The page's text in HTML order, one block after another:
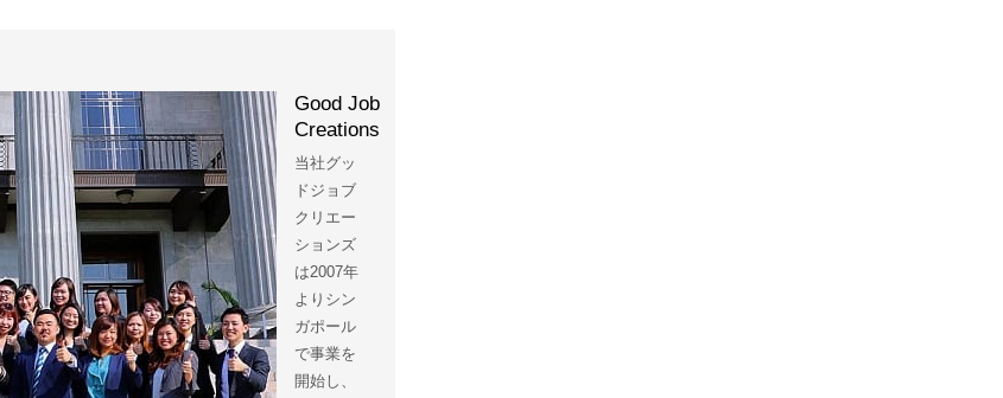
Good Job
Creations
当社グッ
ドジョブ
クリエー
ションズ
は2007年
よりシン
ガポール
で事業を
開始し、